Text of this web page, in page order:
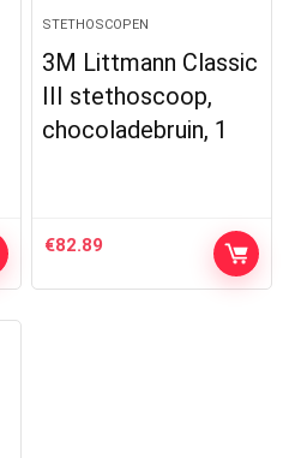
STETHOSCOPEN
3M Littmann Classic
III stethoscoop,
chocoladebruin, 1
€82.89